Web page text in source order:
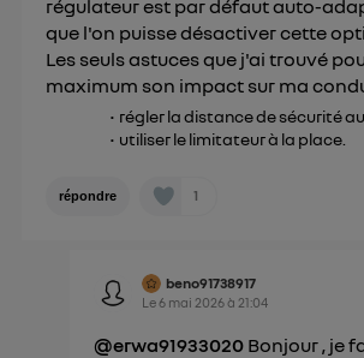
régulateur est par défaut auto-
que l'on puisse désactiver cette
Les seuls astuces que j'ai trouvé
maximum son impact sur ma
régler la distance de sécurité
utiliser le limitateur à la place.
répondre 1
beno91738917
Le6 mai 2026à 21:04
@erwa91933020 Bonjour , je
consentement surle portail d’Utiq("
") ou via la page « gérer Utiq » en
Pour plus d'informations,
Politique d'information sur les
personnelles d'Utiq